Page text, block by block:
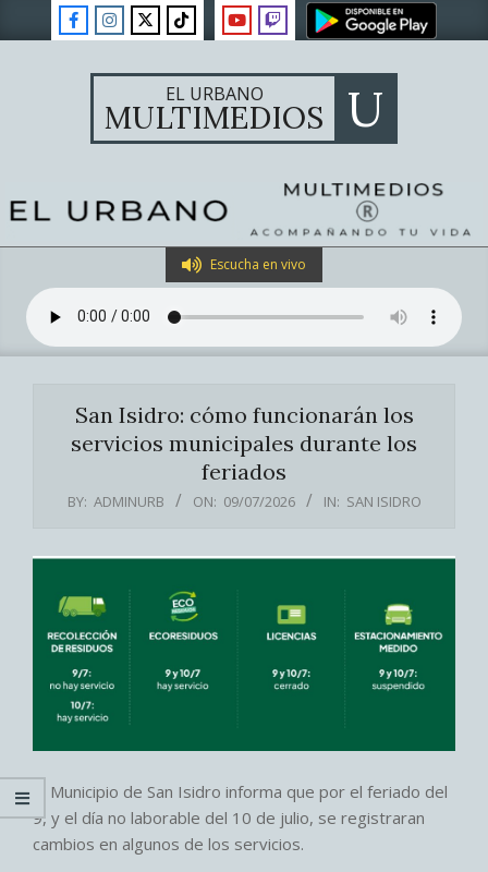
to
EL URBANO
MULTIMEDIOS U
Navigation
Menu
Escucha en vivo
San Isidro: cómo funcionarán los
servicios municipales durante los
feriados
BY: ADMINURB ON: 09/07/2026 IN: SAN ISIDRO
El Municipio de San Isidro informa que por el feriado del
9, y el día no laborable del 10 de julio, se registraran
cambios en algunos de los servicios.